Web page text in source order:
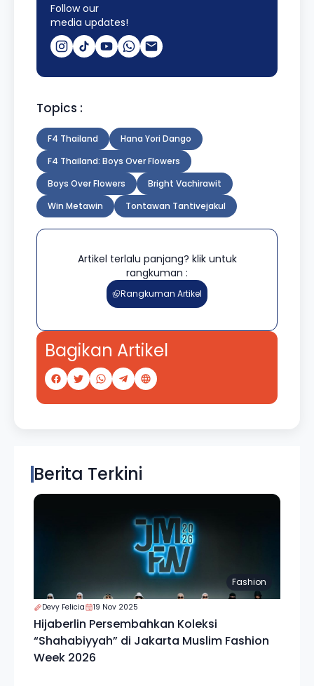
Follow our
media updates!
Topics :
F4 Thailand
Hana Yori Dango
F4 Thailand: Boys Over Flowers
Boys Over Flowers
Bright Vachirawit
Win Metawin
Tontawan Tantivejakul
Artikel terlalu panjang? klik untuk
rangkuman :
Rangkuman Artikel
Bagikan Artikel
Berita Terkini
Fashion
Devy Felicia 19 Nov 2025
Hijaberlin Persembahkan Koleksi
“Shahabiyyah” di Jakarta Muslim Fashion
Week 2026